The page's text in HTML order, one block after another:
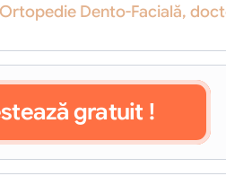
Dento-Facială,
gratuit !